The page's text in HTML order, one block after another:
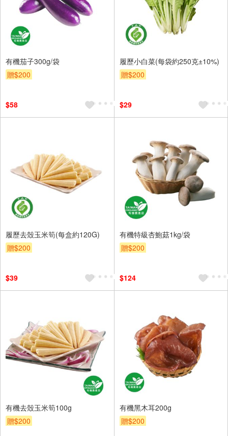
有機茄子300g/袋
贈$200
$58
履歷小白菜(每袋約250克±10%)
贈$200
$29
履歷去殼玉米筍(每盒約120G)
贈$200
$39
有機特級杏鮑菇1kg/袋
贈$200
$124
有機去殼玉米筍100g
贈$200
有機黑木耳200g
贈$200